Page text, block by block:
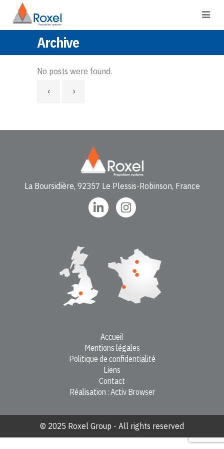
Archive
No posts were found.
La Boursidière, 92357 Le Plessis-Robinson, France
Accueil
Mentions légales
Politique de confidentialité
Liens
Contact
Réalisation : Activ Browser
© 2025 Roxel Group - All rights reserved